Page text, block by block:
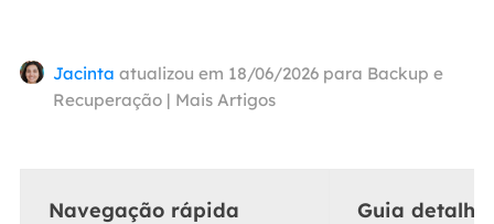
Jacinta atualizou em 18/06/2026 para Backup e
Recuperação | Mais Artigos
Navegação rápida Guia